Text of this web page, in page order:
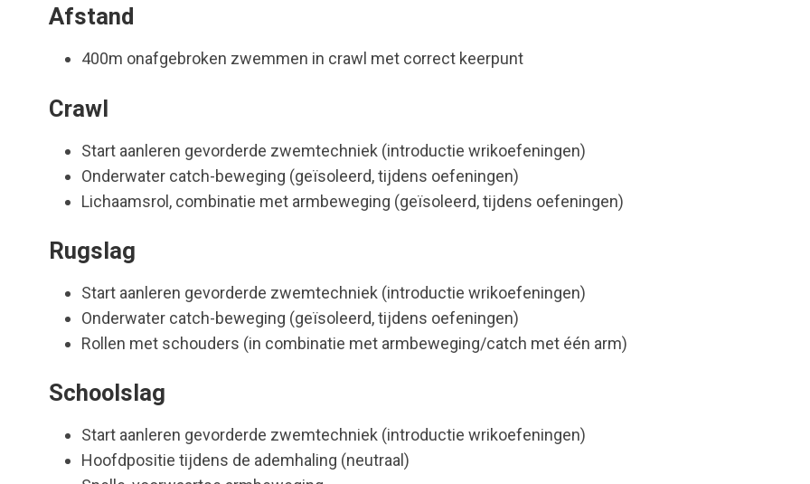
Afstand
400m onafgebroken zwemmen in crawl met correct keerpunt
Crawl
Start aanleren gevorderde zwemtechniek (introductie wrikoefeningen)
Onderwater catch-beweging (geïsoleerd, tijdens oefeningen)
Lichaamsrol, combinatie met armbeweging (geïsoleerd, tijdens oefeningen)
Rugslag
Start aanleren gevorderde zwemtechniek (introductie wrikoefeningen)
Onderwater catch-beweging (geïsoleerd, tijdens oefeningen)
Rollen met schouders (in combinatie met armbeweging/catch met één arm)
Schoolslag
Start aanleren gevorderde zwemtechniek (introductie wrikoefeningen)
Hoofdpositie tijdens de ademhaling (neutraal)